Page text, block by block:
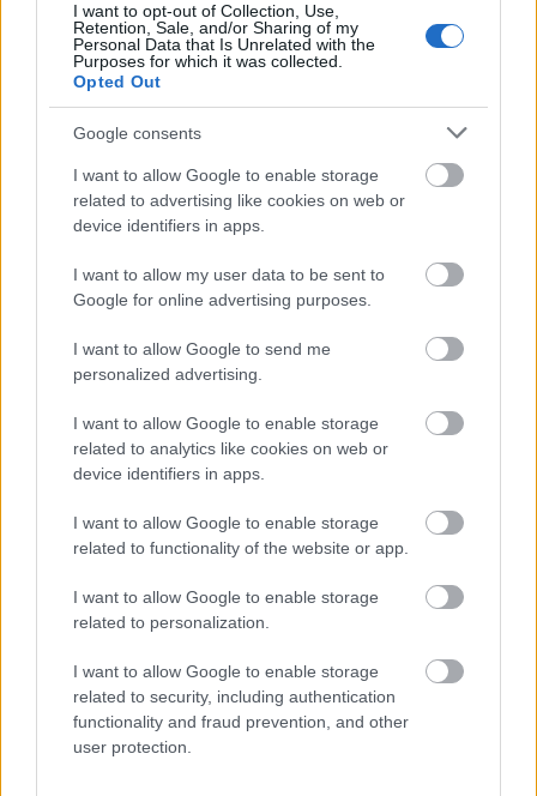
I want to opt-out of Collection, Use,
Retention, Sale, and/or Sharing of my
Personal Data that Is Unrelated with the
Purposes for which it was collected.
Opted Out
Google consents
I want to allow Google to enable storage
related to advertising like cookies on web or
device identifiers in apps.
I want to allow my user data to be sent to
Google for online advertising purposes.
I want to allow Google to send me
personalized advertising.
I want to allow Google to enable storage
related to analytics like cookies on web or
device identifiers in apps.
I want to allow Google to enable storage
related to functionality of the website or app.
I want to allow Google to enable storage
related to personalization.
I want to allow Google to enable storage
related to security, including authentication
functionality and fraud prevention, and other
user protection.
Στείλε μήνυμα στο Viber
Ακολουθήστε μας για όλες τιςειδήσειςστο Bing News
και το Google News